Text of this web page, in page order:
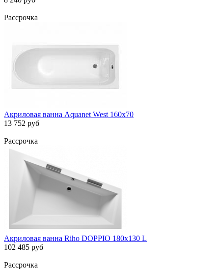
Рассрочка
Акриловая ванна Aquanet West 160x70
13 752 руб
Рассрочка
Акриловая ванна Riho DOPPIO 180х130 L
102 485 руб
Рассрочка